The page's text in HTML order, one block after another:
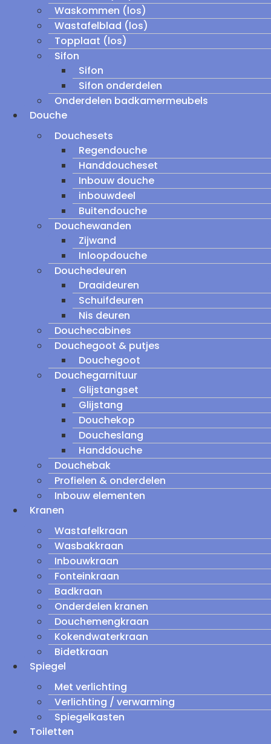
Waskommen (los)
Wastafelblad (los)
Topplaat (los)
Sifon
Sifon
Sifon onderdelen
Onderdelen badkamermeubels
Douche
Douchesets
Regendouche
Handdoucheset
Inbouw douche
inbouwdeel
Buitendouche
Douchewanden
Zijwand
Inloopdouche
Douchedeuren
Draaideuren
Schuifdeuren
Nis deuren
Douchecabines
Douchegoot & putjes
Douchegoot
Douchegarnituur
Glijstangset
Glijstang
Douchekop
Doucheslang
Handdouche
Douchebak
Profielen & onderdelen
Inbouw elementen
Kranen
Wastafelkraan
Wasbakkraan
Inbouwkraan
Fonteinkraan
Badkraan
Onderdelen kranen
Douchemengkraan
Kokendwaterkraan
Bidetkraan
Spiegel
Met verlichting
Verlichting / verwarming
Spiegelkasten
Toiletten